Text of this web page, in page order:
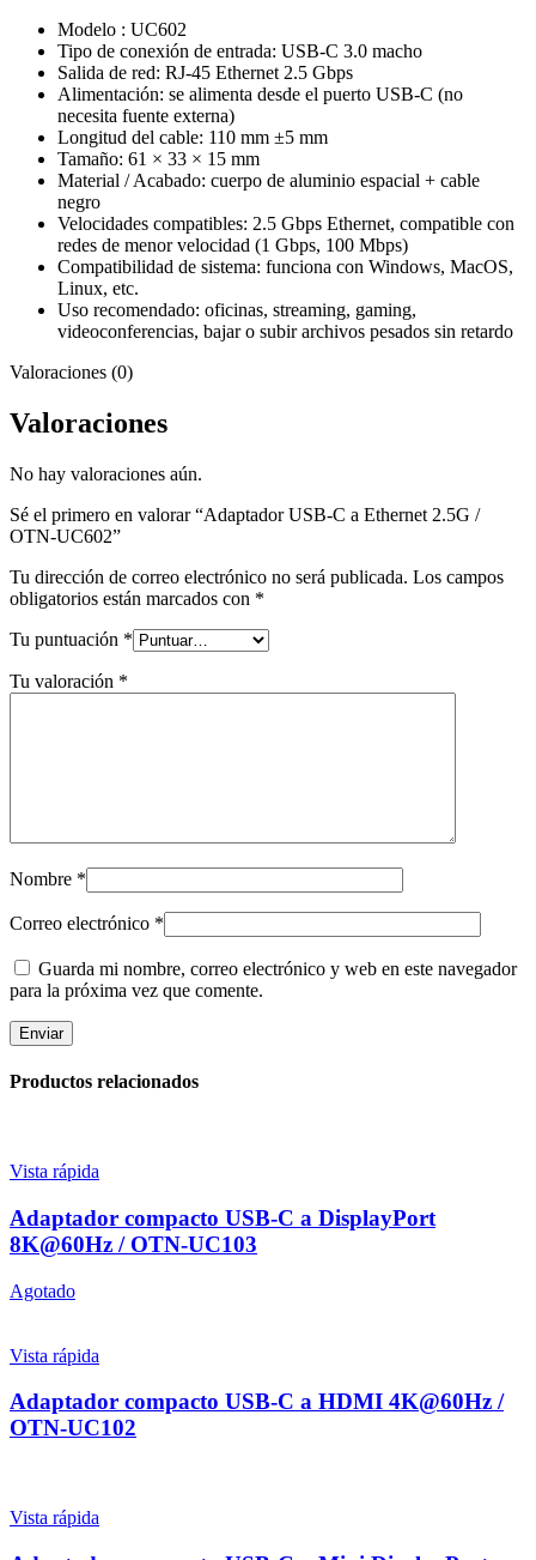
Modelo : UC602
Tipo de conexión de entrada: USB-C 3.0 macho
Salida de red: RJ-45 Ethernet 2.5 Gbps
Alimentación: se alimenta desde el puerto USB-C (no
necesita fuente externa)
Longitud del cable: 110 mm ±5 mm
Tamaño: 61 × 33 × 15 mm
Material / Acabado: cuerpo de aluminio espacial + cable
negro
Velocidades compatibles: 2.5 Gbps Ethernet, compatible con
redes de menor velocidad (1 Gbps, 100 Mbps)
Compatibilidad de sistema: funciona con Windows, MacOS,
Linux, etc.
Uso recomendado: oficinas, streaming, gaming,
videoconferencias, bajar o subir archivos pesados sin retardo
Valoraciones (0)
Valoraciones
No hay valoraciones aún.
Sé el primero en valorar “Adaptador USB-C a Ethernet 2.5G /
OTN-UC602”
Tu dirección de correo electrónico no será publicada. Los campos
obligatorios están marcados con *
Tu puntuación *
Tu valoración *
Nombre *
Correo electrónico *
Guarda mi nombre, correo electrónico y web en este navegador
para la próxima vez que comente.
Productos relacionados
Vista rápida
Adaptador compacto USB-C a DisplayPort
8K@60Hz / OTN-UC103
Agotado
Vista rápida
Adaptador compacto USB-C a HDMI 4K@60Hz /
OTN-UC102
Vista rápida